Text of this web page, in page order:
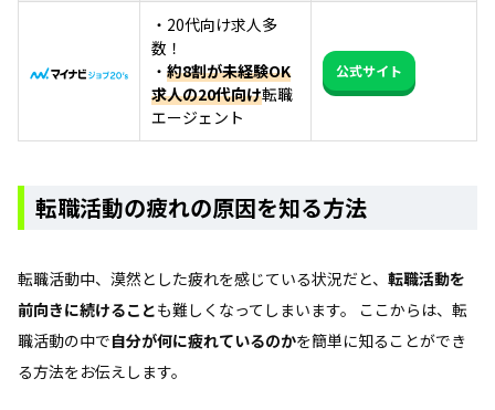
・20代向け求人多
数！
・ 約8割が未経験OK
求人の20代向け転職
エージェント
公式サイト
転職活動の疲れの原因を知る方法
転職活動中、漠然とした疲れを感じている状況だと、 転職活動を
前向きに続けることも難しくなってしまいます。 ここからは、転
職活動の中で自分が何に疲れているのかを簡単に知ることができ
る方法をお伝えします。